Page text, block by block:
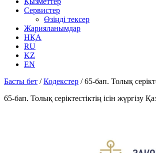
Сервистер
Өзіңді тексер
Жарияланымдар
НҚА
RU
KZ
EN
Басты бет /Кодекстер /65-бап. Толық
65-бап. Толық серiктестiктiң iсiн жүргiзу